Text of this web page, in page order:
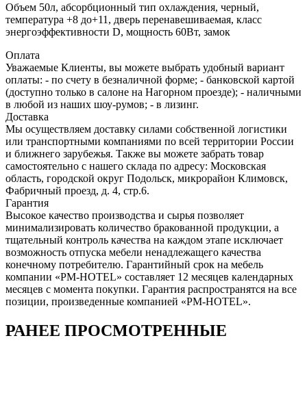
Объем 50л, абсорбционный тип охлаждения, черный,
температура +8 до+11, дверь перенавешиваемая, класс
энергоэффективности D, мощность 60Вт, замок
Оплата
Уважаемые Клиенты, вы можете выбрать удобный вариант
оплаты: - по счету в безналичной форме; - банковской картой
(доступно только в салоне на Нагорном проезде); - наличными
в любой из наших шоу-румов; - в лизинг.
Доставка
Мы осуществляем доставку силами собственной логистики
или транспортными компаниями по всей территории России
и ближнего зарубежья. Также вы можете забрать товар
самостоятельно с нашего склада по адресу: Московская
область, городcкой округ Подольск, микрорайон Климовск,
Фабричный проезд, д. 4, стр.6.
Гарантия
Высокое качество производства и сырья позволяет
минимализировать количество бракованной продукции, а
тщательный контроль качества на каждом этапе исключает
возможность отпуска мебели ненадлежащего качества
конечному потребителю. Гарантийный срок на мебель
компании «PM-HOTEL» составляет 12 месяцев календарных
месяцев с момента покупки. Гарантия распространятся на все
позиции, произведенные компанией «PM-HOTEL».
РАНЕЕ ПРОСМОТРЕННЫЕ